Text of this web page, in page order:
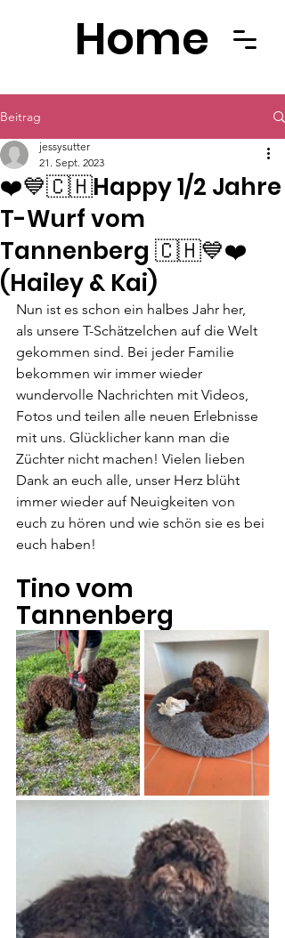
Home
Beitrag
❤️💙🇨🇭Happy 1/2 Jahre
T-Wurf vom
Tannenberg 🇨🇭💙❤️
(Hailey & Kai)
jessysutter
21. Sept. 2023
Nun ist es schon ein halbes Jahr her,
als unsere T-Schätzelchen auf die Welt
gekommen sind. Bei jeder Familie
bekommen wir immer wieder
wundervolle Nachrichten mit Videos,
Fotos und teilen alle neuen Erlebnisse
mit uns. Glücklicher kann man die
Züchter nicht machen! Vielen lieben
Dank an euch alle, unser Herz blüht
immer wieder auf Neuigkeiten von
euch zu hören und wie schön sie es bei
euch haben!
Tino vom
Tannenberg